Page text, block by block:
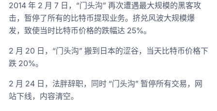
2014 年 2 月 7 日，“门头沟” 再次遭遇最大规模的黑客攻
击，暂停了所有的比特币提现业务。挤兑风波大规模爆
发，致使当时比特币价格的跌幅达 25%。
2 月 20 日，“门头沟” 搬到日本的涩谷，当天比特币价格下
跌 20%。
2 月 24 日，法胖辞职，同时 “门头沟” 暂停所有交易，网
站下线，内容清空。